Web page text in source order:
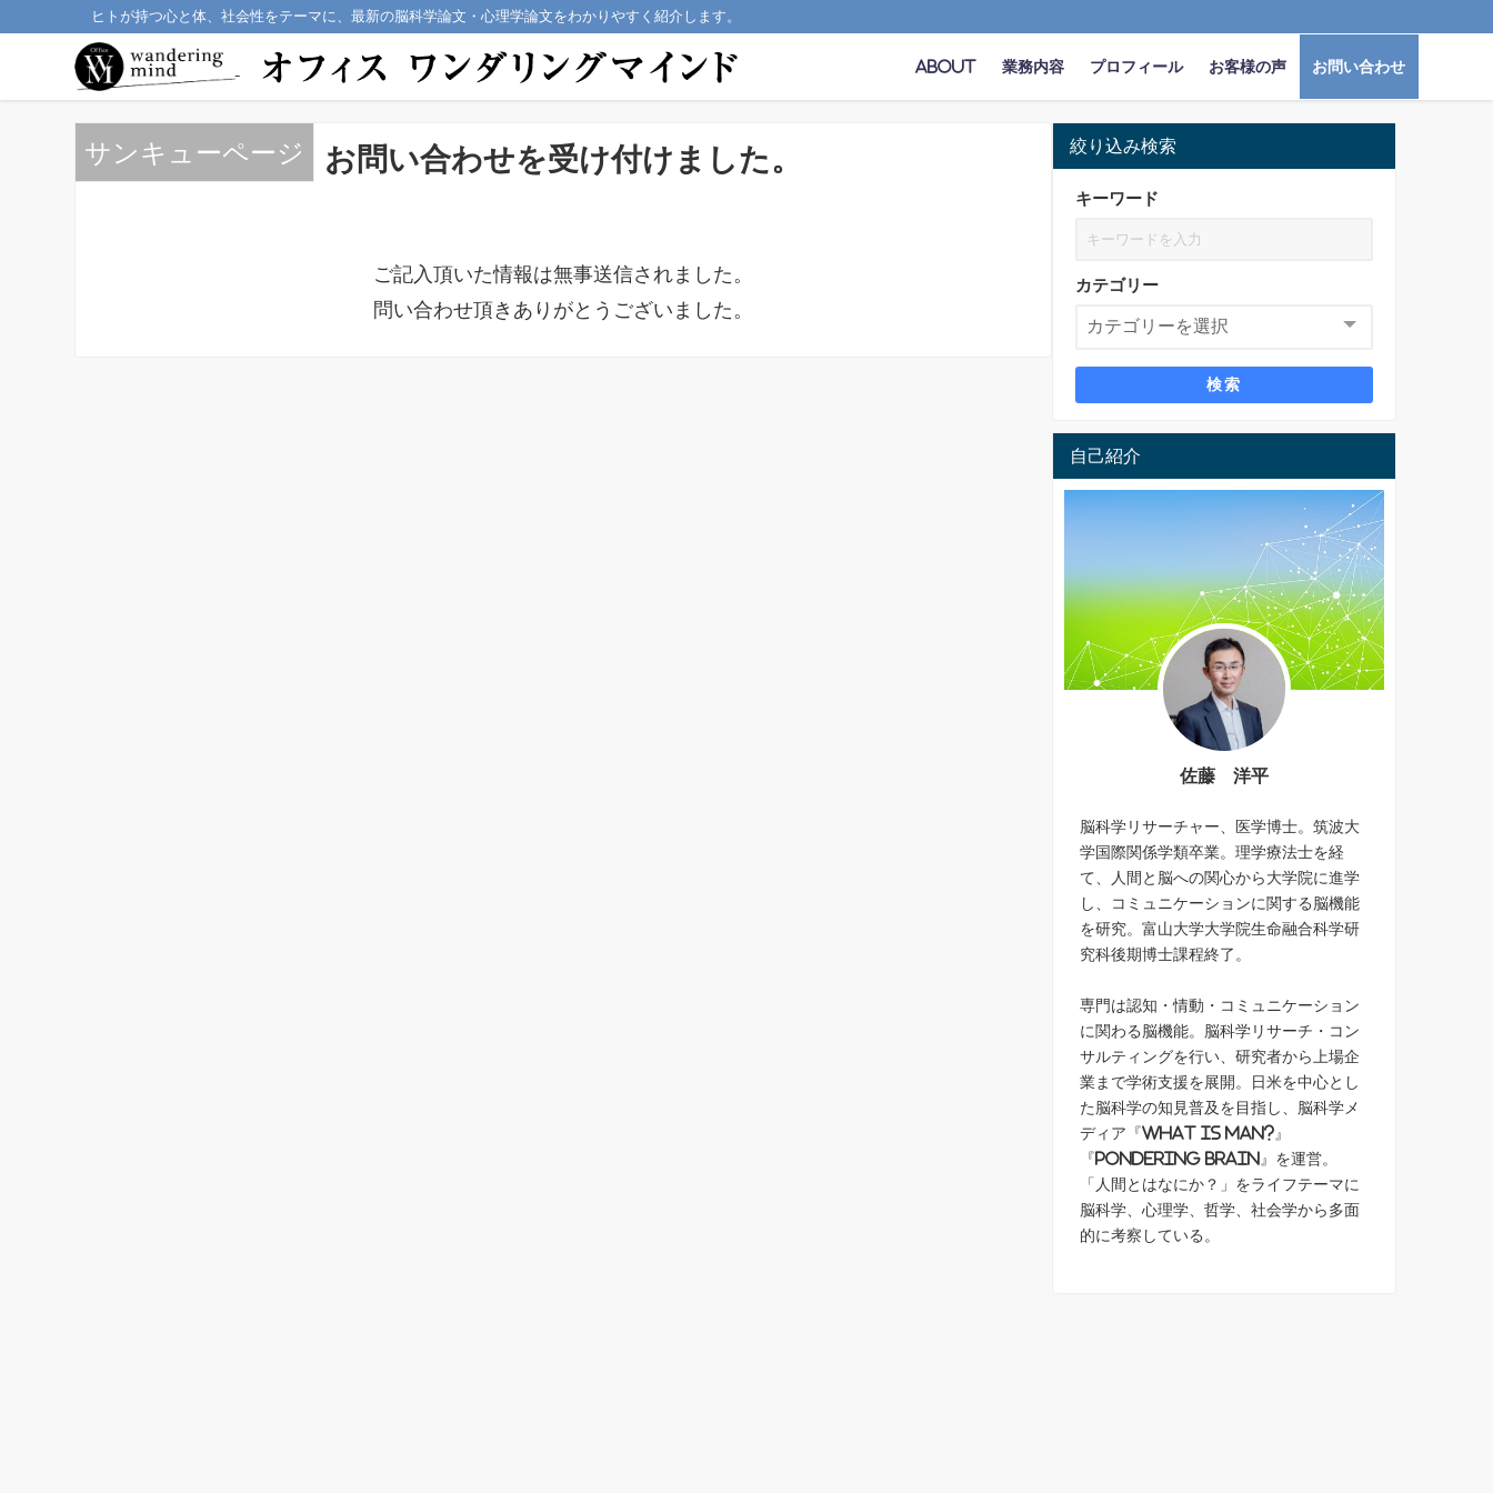
ヒトが持つ心と体、社会性をテーマに、最新の脳科学論文・心理学論文をわかりやすく紹介します。
About 業務内容 プロフィール お客様の声 お問い合わせ
サンキューページ お問い合わせを受け付けました。
ご記入頂いた情報は無事送信されました。
問い合わせ頂きありがとうございました。
絞り込み検索
キーワード
カテゴリー
検索
自己紹介
佐藤 洋平
脳科学リサーチャー、医学博士。筑波大
学国際関係学類卒業。理学療法士を経
て、人間と脳への関心から大学院に進学
し、コミュニケーションに関する脳機能
を研究。富山大学大学院生命融合科学研
究科後期博士課程終了。
専門は認知・情動・コミュニケーション
に関わる脳機能。脳科学リサーチ・コン
サルティングを行い、研究者から上場企
業まで学術支援を展開。日米を中心とし
た脳科学の知見普及を目指し、脳科学メ
ディア『What is Man?』
『Pondering Brain』を運営。
「人間とはなにか？」をライフテーマに
脳科学、心理学、哲学、社会学から多面
的に考察している。